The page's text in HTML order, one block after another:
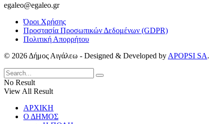
egaleo@egaleo.gr
Όροι Χρήσης
Προστασία Προσωπικών Δεδομένων (GDPR)
Πολιτική Απορρήτου
© 2026 Δήμος Αιγάλεω - Designed & Developed by APOPSI SA.
No Result
View All Result
ΑΡΧΙΚΗ
Ο ΔΗΜΟΣ